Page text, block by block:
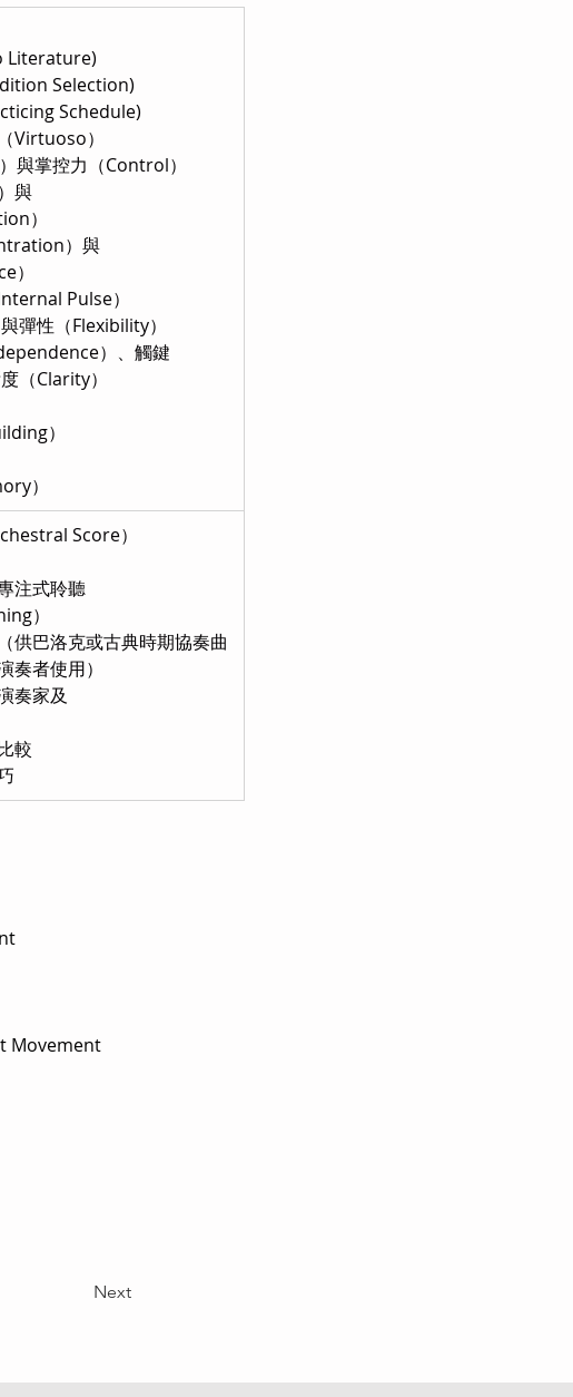
Selection)
Schedule)
Virtuoso）
與掌控力（Control）
與
）
）與
Pulse）
彈性（Flexibility）
）、觸鍵
（Clarity）
）
）
Score）
注式聆聽
）
供巴洛克或古典時期協奏曲
奏者使用）
奏家及
較
Movement
Next